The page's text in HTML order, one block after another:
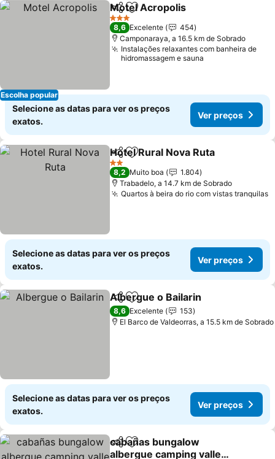
Escolha popular
PartilharAdicionar aos favoritos
Motel Acropolis
3 Estrelas
8,6 Excelente
454
Camponaraya, a 16.5 km de Sobrado
Instalações relaxantes com banheira de
hidromassagem e sauna
Selecione as datas para ver os preços
exatos.
Ver preços
PartilharAdicionar aos favoritos
Hotel Rural Nova Ruta
2 Estrelas
8,2 Muito boa
1.804
Trabadelo, a 14.7 km de Sobrado
Quartos à beira do rio com vistas tranquilas
Selecione as datas para ver os preços
exatos.
Ver preços
PartilharAdicionar aos favoritos
Albergue o Bailarin
8,6 Excelente
153
El Barco de Valdeorras, a 15.5 km de Sobrado
Selecione as datas para ver os preços
exatos.
Ver preços
PartilharAdicionar aos favoritos
cabañas bungalow
albergue camping valle